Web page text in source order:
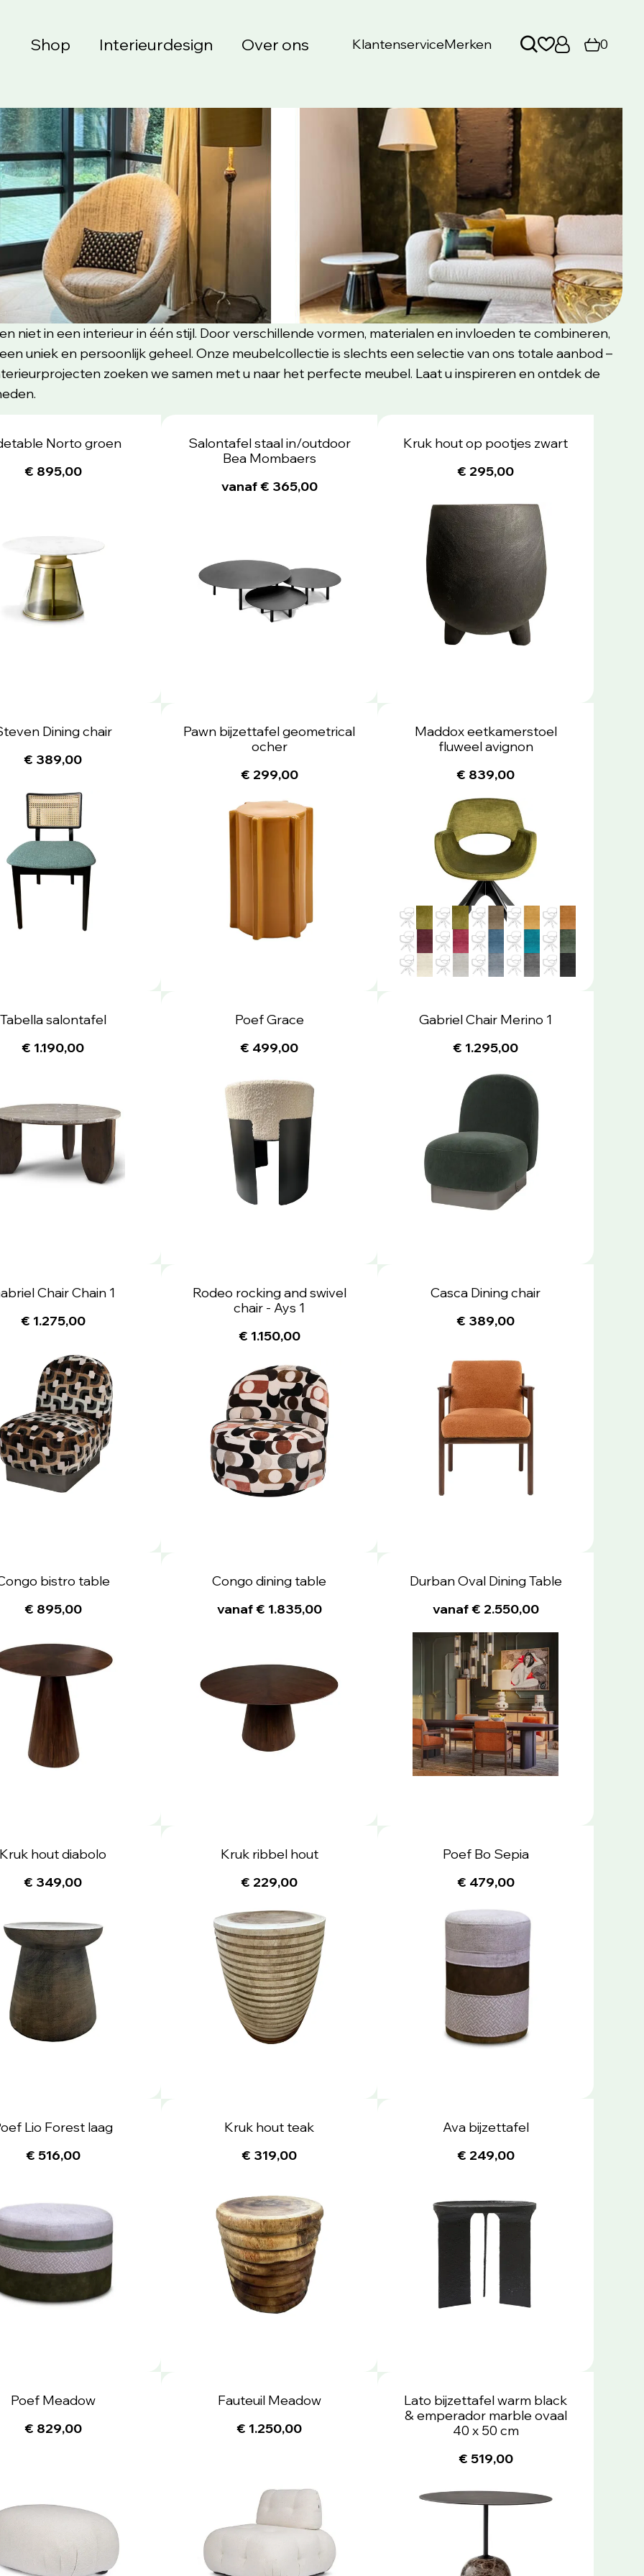
Shop Interieurdesign Over ons KlantenserviceMerken 0
niet in een interieur in één stijl. Door verschillende vormen, materialen en invloeden te combineren,
uniek en persoonlijk geheel. Onze meubelcollectie is slechts een selectie van ons totale aanbod –
zoeken we samen met u naar het perfecte meubel. Laat u inspireren en ontdek de
Norto groen
€ 895,00
Salontafel staal in/outdoor
Bea Mombaers
vanaf € 365,00
Kruk hout op pootjes zwart
€ 295,00
Dining chair
€ 389,00
Pawn bijzettafel geometrical
ocher
€ 299,00
Maddox eetkamerstoel
fluweel avignon
€ 839,00
Tabella salontafel
€ 1.190,00
Poef Grace
€ 499,00
Gabriel Chair Merino 1
€ 1.295,00
Chair Chain 1
€ 1.275,00
Rodeo rocking and swivel
chair - Ays 1
€ 1.150,00
Casca Dining chair
€ 389,00
bistro table
€ 895,00
Congo dining table
vanaf € 1.835,00
Durban Oval Dining Table
vanaf € 2.550,00
Kruk hout diabolo
€ 349,00
Kruk ribbel hout
€ 229,00
Poef Bo Sepia
€ 479,00
Lio Forest laag
€ 516,00
Kruk hout teak
€ 319,00
Ava bijzettafel
€ 249,00
Poef Meadow
€ 829,00
Fauteuil Meadow
€ 1.250,00
Lato bijzettafel warm black
& emperador marble ovaal
40 x 50 cm
€ 519,00